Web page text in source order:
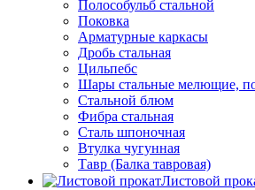
Полособульб стальной
Поковка
Арматурные каркасы
Дробь стальная
Цильпебс
Шары стальные мелющие,
Стальной блюм
Фибра стальная
Сталь шпоночная
Втулка чугунная
Тавр (Балка тавровая)
Листовой